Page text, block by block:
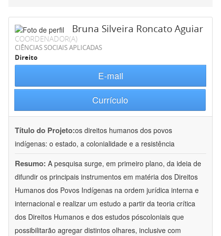
Bruna Silveira Roncato Aguiar
COORDENADOR(A)
CIÊNCIAS SOCIAIS APLICADAS
Direito
E-mail
Currículo
Título do Projeto:os direitos humanos dos povos
indígenas: o estado, a colonialidade e a resistência
Resumo: A pesquisa surge, em primeiro plano, da ideia de
difundir os principais instrumentos em matéria dos Direitos
Humanos dos Povos Indígenas na ordem jurídica interna e
internacional e realizar um estudo a partir da teoria crítica
dos Direitos Humanos e dos estudos póscoloniais que
possibilitarão agregar distintos olhares, inclusive com